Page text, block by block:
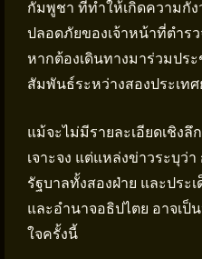
กัมพูชา ที่ทำให้เกิดความกั
ปลอดภัยของเจ้าหน้าที่ตำร
หากต้องเดินทางมาร่วมปร
สัมพันธ์ระหว่างสองประเทศ
แม้จะไม่มีรายละเอียดเชิงลึ
เจาะจง แต่แหล่งข่าวระบุว่
รัฐบาลทั้งสองฝ่าย และประ
และอำนาจอธิปไตย อาจเ
ใจครั้งนี้